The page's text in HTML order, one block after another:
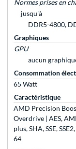
Normes prises en
jusqu'à
DDR5-4800,
Graphiques
GPU
aucun
Consommation
65 Watt
Caractéristique
AMD Precision
Overdrive | AES,
plus, SHA, SSE,
64